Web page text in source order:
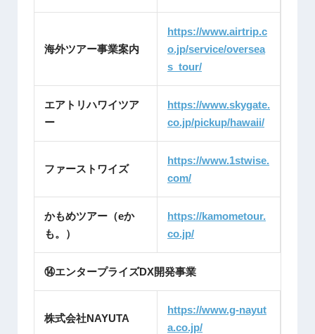
海外ツアー事業案内
https://www.airtrip.c
o.jp/service/oversea
s_tour/
エアトリハワイツア
ー
https://www.skygate.
co.jp/pickup/hawaii/
ファーストワイズ
https://www.1stwise.
com/
かもめツアー（eか
も。）
https://kamometour.
co.jp/
⑭エンタープライズDX開発事業
株式会社NAYUTA
https://www.g-nayut
a.co.jp/